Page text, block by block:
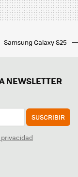
Samsung Galaxy S25
SUSCRIBIR